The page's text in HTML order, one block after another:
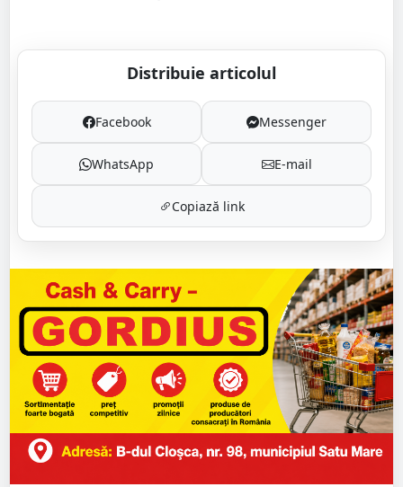
Distribuie articolul
Facebook Messenger
WhatsApp E-mail
Copiază link